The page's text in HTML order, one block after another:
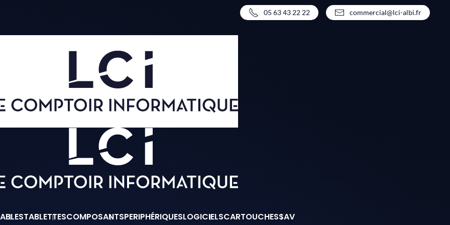
05 63 43 22 22 commercial@lci-albi.fr
TABLETTESCOMPOSANTSPERIPHÉRIQUESLOGICIELSCARTOUCHESSAV